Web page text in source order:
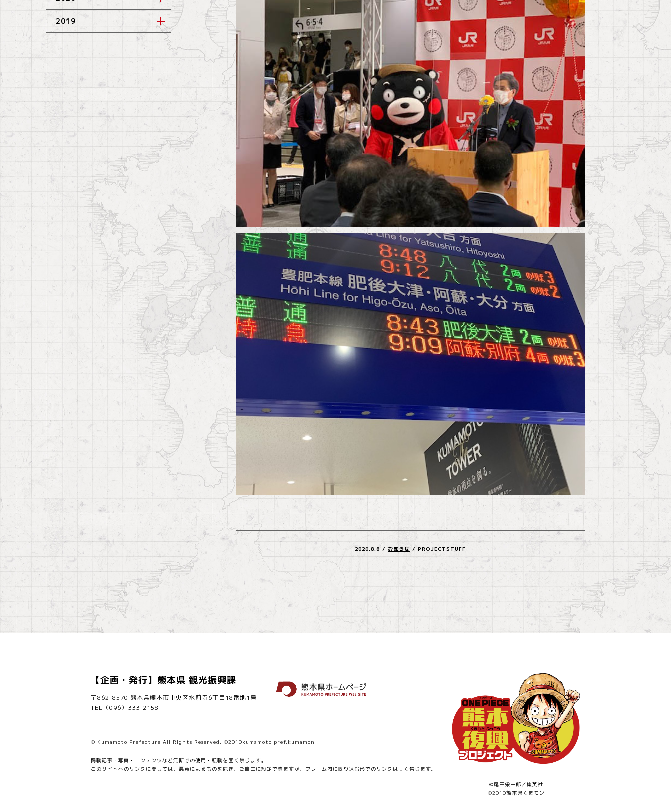
2020.8.8 / お知らせ / PROJECTSTUFF
2019
【企画・発行】熊本県 観光振興課
〒862-8570 熊本県熊本市中央区水前寺6丁目18番地1号
TEL（096）333-2158
© Kumamoto Prefecture All Rights Reserved. ©2010kumamoto pref.kumamon
掲載記事・写真・コンテンツなど無断での使用・転載を固く禁じます。
このサイトへのリンクに関しては、悪意によるものを除き、ご自由に設定できますが、フレーム内に取り込む形でのリンクは固く禁じます。
©尾田栄一郎／集英社
©2010熊本県くまモン